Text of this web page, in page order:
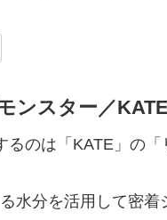
ンスター／KATE
るのは「KATE」の「
水分を活用して密着